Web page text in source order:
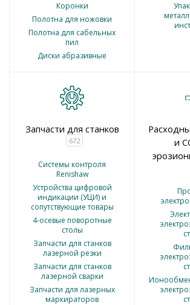
Коронки
Полотна для ножовки
Полотна для сабельных
пил
Диски абразивные
Запчасти для станков
672
Системы контроля
Renishaw
Устройства цифровой
индикации (УЦИ) и
сопутствующие товары
4-осевые поворотные
столы
Запчасти для станков
лазерной резки
Запчасти для станков
лазерной сварки
Запчасти для лазерных
маркираторов
и